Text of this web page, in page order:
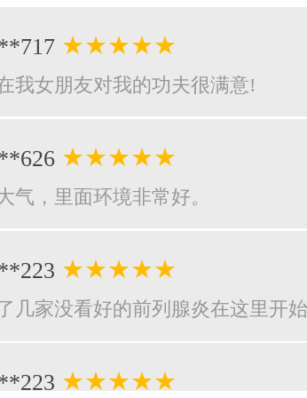
★★★★★
我女朋友对我的功夫很满意!
★★★★★
气，里面环境非常好。
★★★★★
几家没看好的前列腺炎在这里开
★★★★★